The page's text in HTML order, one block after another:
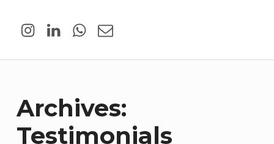
Archives:
Testimonials